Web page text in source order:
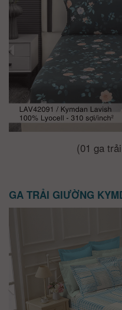
(01 ga
GA TRẢI GIƯỜNG